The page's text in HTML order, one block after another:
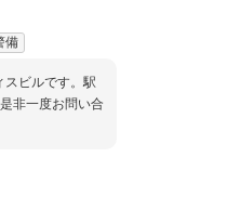
備
スビルです。駅
非一度お問い合